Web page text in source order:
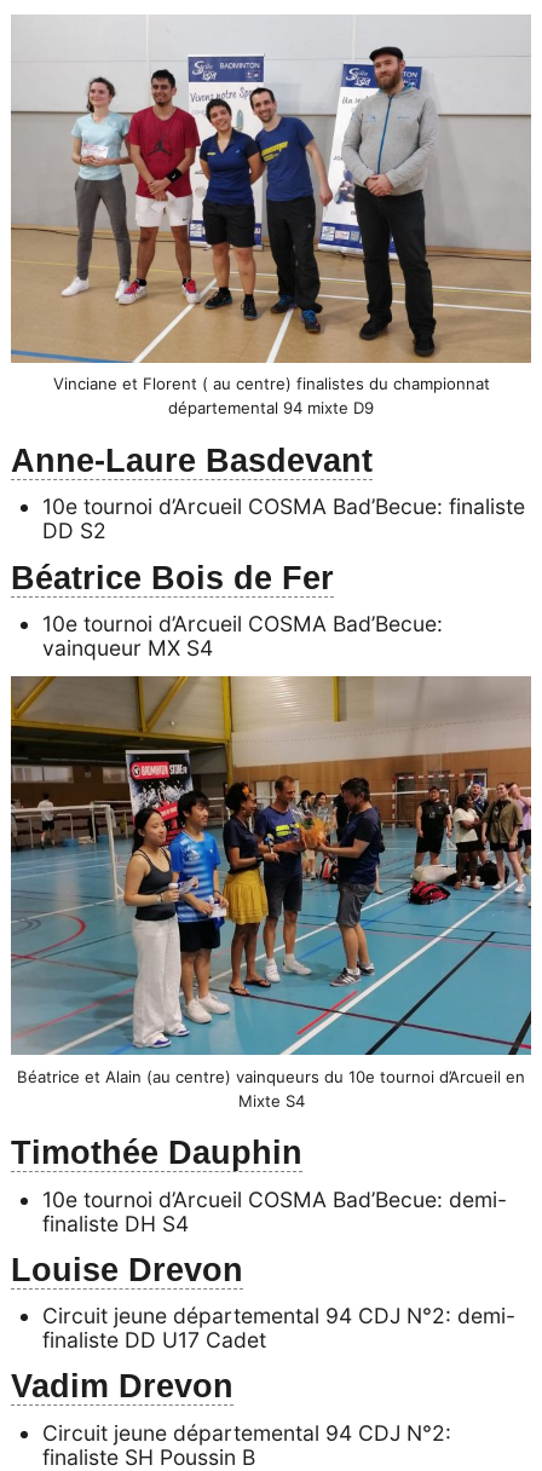
Vinciane et Florent ( au centre) finalistes du championnat
départemental 94 mixte D9
Anne-Laure Basdevant
10e tournoi d’Arcueil COSMA Bad’Becue: finaliste
DD S2
Béatrice Bois de Fer
10e tournoi d’Arcueil COSMA Bad’Becue:
vainqueur MX S4
Béatrice et Alain (au centre) vainqueurs du 10e tournoi d’Arcueil en
Mixte S4
Timothée Dauphin
10e tournoi d’Arcueil COSMA Bad’Becue: demi-
finaliste DH S4
Louise Drevon
Circuit jeune départemental 94 CDJ N°2: demi-
finaliste DD U17 Cadet
Vadim Drevon
Circuit jeune départemental 94 CDJ N°2:
finaliste SH Poussin B